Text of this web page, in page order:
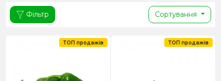
Фільтр Сортування
ТОП продажів ТОП продажів